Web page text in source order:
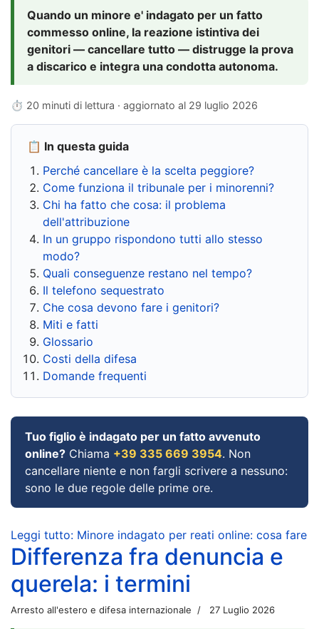
Quando un minore e' indagato per un fatto
commesso online, la reazione istintiva dei
genitori — cancellare tutto — distrugge la prova
a discarico e integra una condotta autonoma.
⏱ 20 minuti di lettura · aggiornato al 29 luglio 2026
📋 In questa guida
Perché cancellare è la scelta peggiore?
Come funziona il tribunale per i minorenni?
Chi ha fatto che cosa: il problema
dell'attribuzione
In un gruppo rispondono tutti allo stesso
modo?
Quali conseguenze restano nel tempo?
Il telefono sequestrato
Che cosa devono fare i genitori?
Miti e fatti
Glossario
Costi della difesa
Domande frequenti
Tuo figlio è indagato per un fatto avvenuto
online? Chiama +39 335 669 3954. Non
cancellare niente e non fargli scrivere a nessuno:
sono le due regole delle prime ore.
Leggi tutto: Minore indagato per reati online: cosa fare
Differenza fra denuncia e
querela: i termini
Arresto all'estero e difesa internazionale 27 Luglio 2026